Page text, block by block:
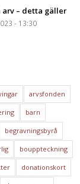
arv – detta gäller
- 13:30
arvsfonden
barn
begravningsbyrå
bouppteckning
donationskort